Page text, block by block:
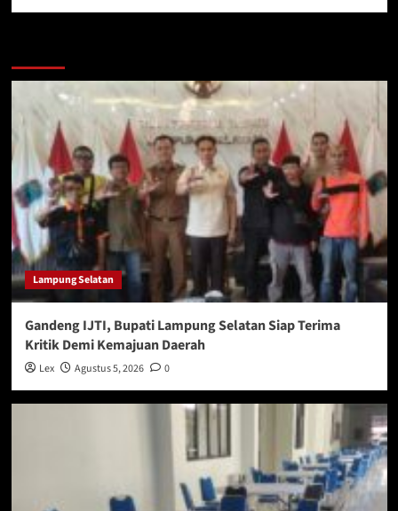
Lampung Selatan
Gandeng IJTI, Bupati Lampung Selatan Siap Terima
Kritik Demi Kemajuan Daerah
Lex Agustus 5, 2026 0